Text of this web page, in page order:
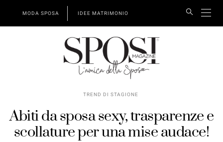
MODA SPOSA IDEE MATRIMONIO
TREND DI STAGIONE
Abiti da sposa sexy, trasparenze e
scollature per una mise audace!